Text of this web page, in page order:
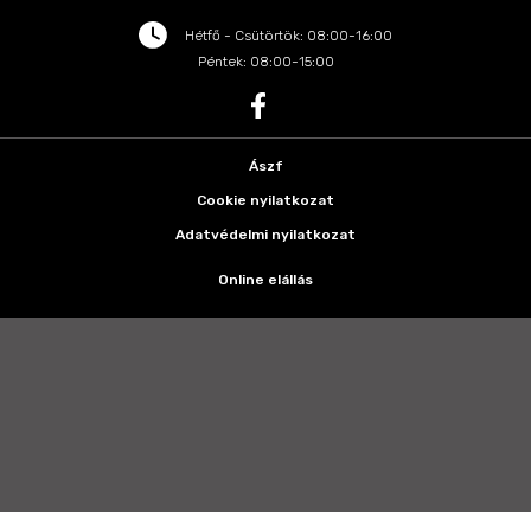
Hétfő - Csütörtök: 08:00-16:00
Péntek: 08:00-15:00
Ászf
Cookie nyilatkozat
Adatvédelmi nyilatkozat
Online elállás